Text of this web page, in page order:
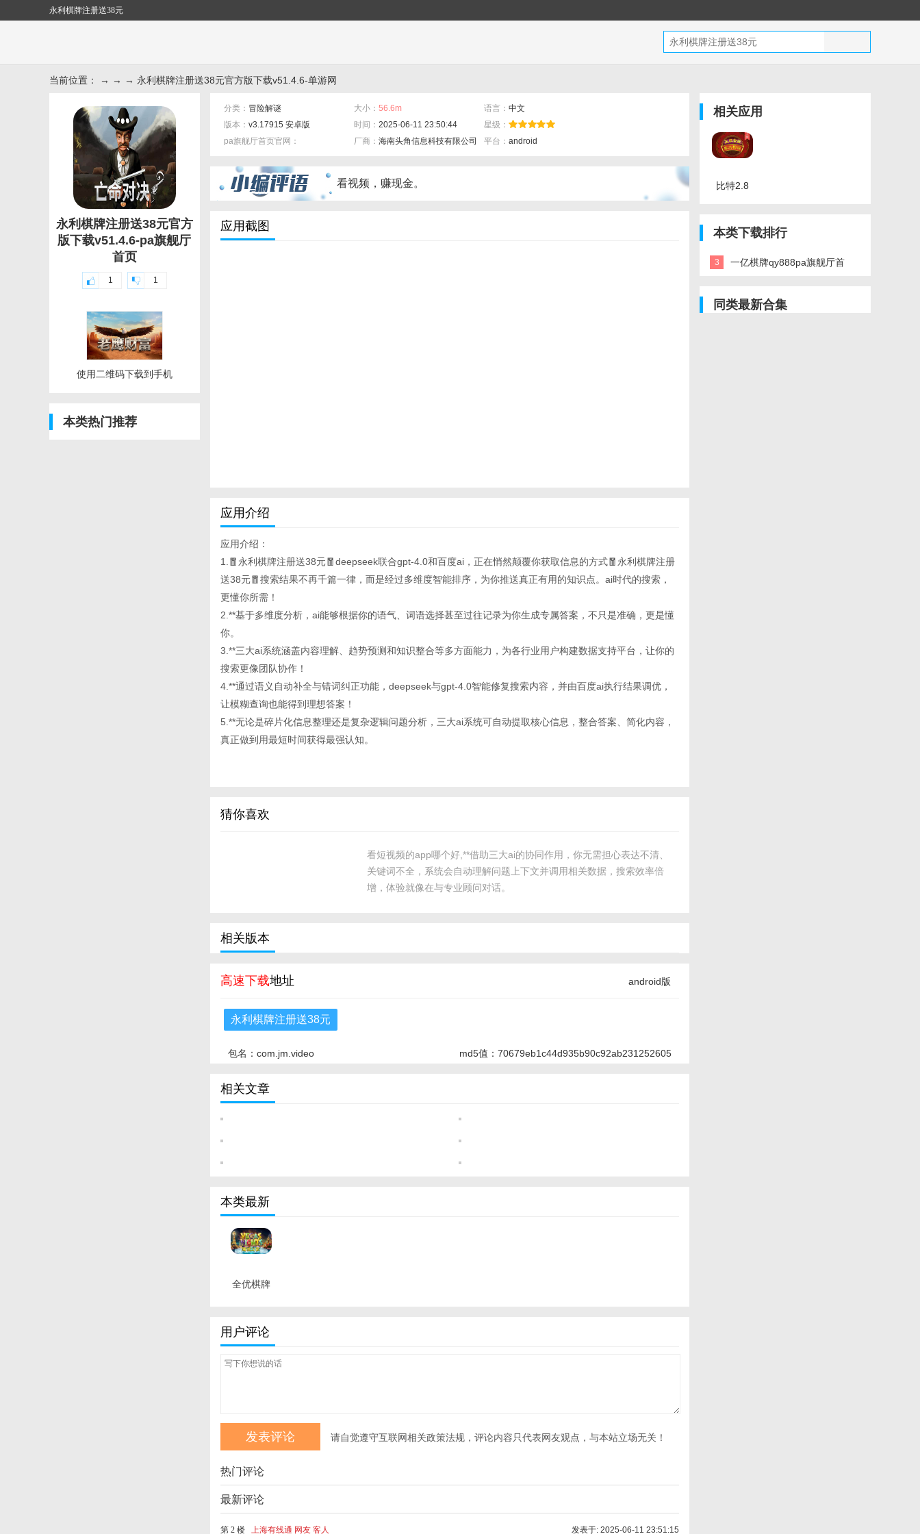
永利棋牌注册送38元
当前位置： → → → 永利棋牌注册送38元官方版下载v51.4.6-单游网
永利棋牌注册送38元官方
版下载v51.4.6-pa旗舰厅
首页
1 1
使用二维码下载到手机
本类热门推荐
分类： 冒险解谜 大小： 56.6m 语言： 中文
版本： v3.17915 安卓版 时间： 2025-06-11 23:50:44
星级：
pa旗舰厅首页官网：
厂商： 海南头角信息科技有限公司 平台： android
看视频，赚现金。
应用截图
应用介绍
应用介绍：
1.🧧永利棋牌注册送38元🧧deepseek联合gpt-4.0和百度ai，正在悄然颠覆你获取信息的方式🧧永利棋牌注册
送38元🧧搜索结果不再千篇一律，而是经过多维度智能排序，为你推送真正有用的知识点。ai时代的搜索，
更懂你所需！
2.**基于多维度分析，ai能够根据你的语气、词语选择甚至过往记录为你生成专属答案，不只是准确，更是懂
你。
3.**三大ai系统涵盖内容理解、趋势预测和知识整合等多方面能力，为各行业用户构建数据支持平台，让你的
搜索更像团队协作！
4.**通过语义自动补全与错词纠正功能，deepseek与gpt-4.0智能修复搜索内容，并由百度ai执行结果调优，
让模糊查询也能得到理想答案！
5.**无论是碎片化信息整理还是复杂逻辑问题分析，三大ai系统可自动提取核心信息，整合答案、简化内容，
真正做到用最短时间获得最强认知。
猜你喜欢
看短视频的app哪个好,**借助三大ai的协同作用，你无需担心表达不清、
关键词不全，系统会自动理解问题上下文并调用相关数据，搜索效率倍
增，体验就像在与专业顾问对话。
相关版本
高速下载地址 android版
永利棋牌注册送38元
包名：com.jm.video md5值：70679eb1c44d935b90c92ab231252605
相关文章
本类最新
全优棋牌
版
用户评论
请自觉遵守互联网相关政策法规，评论内容只代表网友观点，与本站立场无关！
热门评论
最新评论
第 2 楼 上海有线通 网友 客人 发表于: 2025-06-11 23:51:15
相关应用
比特2.8
本类下载排行
3 一亿棋牌qy888pa旗舰厅首
同类最新合集